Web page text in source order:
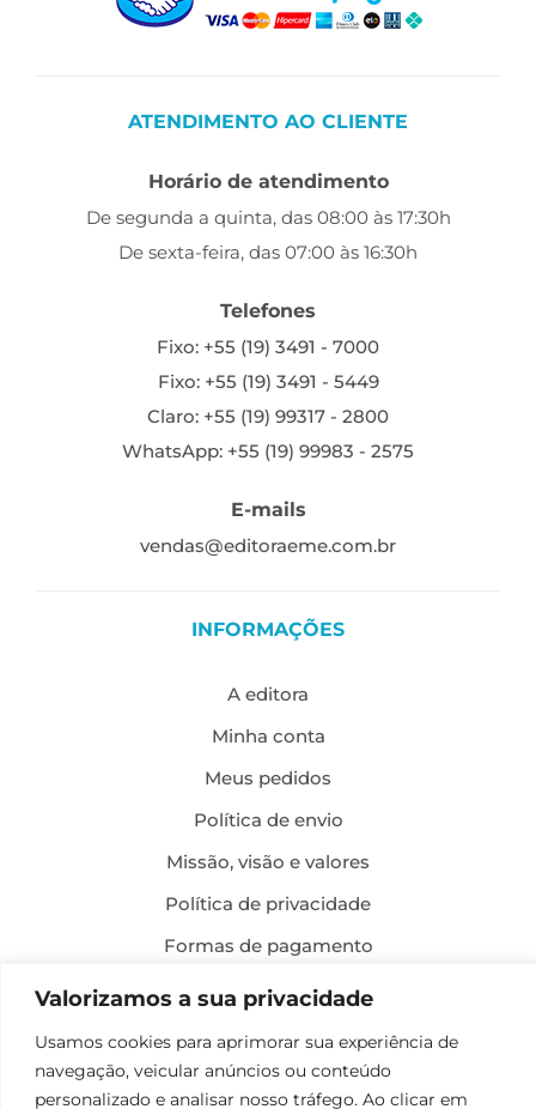
Valorizamos a sua privacidade
Usamos cookies para aprimorar sua experiência de
navegação, veicular anúncios ou conteúdo
personalizado e analisar nosso tráfego. Ao clicar em
ATENDIMENTO AO CLIENTE
Horário de atendimento
De segunda a quinta, das 08:00 às 17:30h
De sexta-feira, das 07:00 às 16:30h
Telefones
Fixo: +55 (19) 3491 - 7000
Fixo: +55 (19) 3491 - 5449
Claro: +55 (19) 99317 - 2800
WhatsApp: +55 (19) 99983 - 2575
E-mails
vendas@editoraeme.com.br
INFORMAÇÕES
A editora
Minha conta
Meus pedidos
Política de envio
Missão, visão e valores
Política de privacidade
Formas de pagamento
Política de troca e devolução
Desenvolvimento: